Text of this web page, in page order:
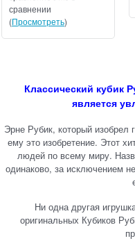
сравнении
(Просмотреть)
Классический кубик
является
Эрне Рубик, который изобрел
ему это изобретение. Этот
людей по всему миру.
одинаково, за исключением
Ни одна другая
оригинальных Кубиков